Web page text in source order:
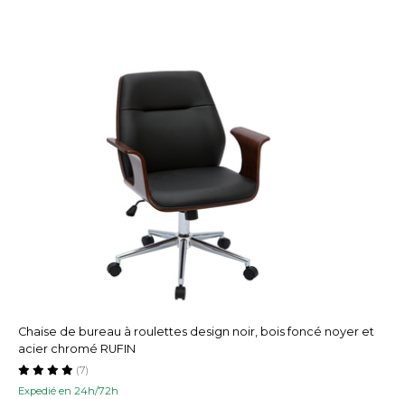
Chaise de bureau à roulettes design noir, bois foncé noyer et
acier chromé RUFIN
Expedié en 24h/72h
(7)